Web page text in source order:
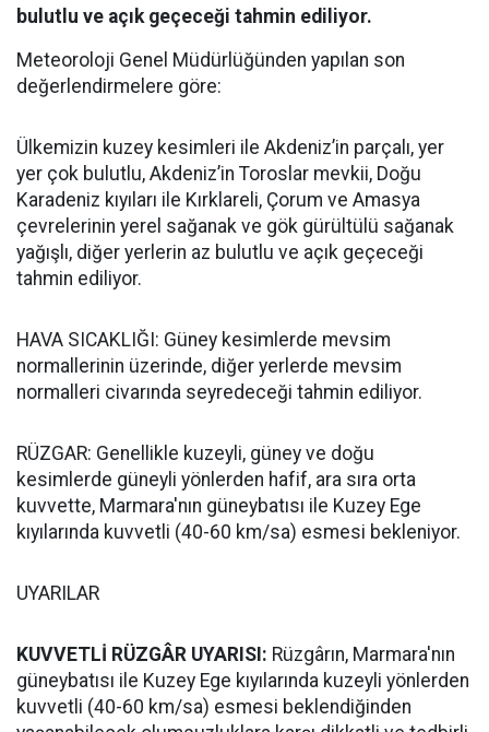
bulutlu ve açık geçeceği tahmin ediliyor.
Meteoroloji Genel Müdürlüğünden yapılan son
değerlendirmelere göre:
Ülkemizin kuzey kesimleri ile Akdeniz’in parçalı, yer
yer çok bulutlu, Akdeniz’in Toroslar mevkii, Doğu
Karadeniz kıyıları ile Kırklareli, Çorum ve Amasya
çevrelerinin yerel sağanak ve gök gürültülü sağanak
yağışlı, diğer yerlerin az bulutlu ve açık geçeceği
tahmin ediliyor.
HAVA SICAKLIĞI: Güney kesimlerde mevsim
normallerinin üzerinde, diğer yerlerde mevsim
normalleri civarında seyredeceği tahmin ediliyor.
RÜZGAR: Genellikle kuzeyli, güney ve doğu
kesimlerde güneyli yönlerden hafif, ara sıra orta
kuvvette, Marmara'nın güneybatısı ile Kuzey Ege
kıyılarında kuvvetli (40-60 km/sa) esmesi bekleniyor.
UYARILAR
KUVVETLİ RÜZGÂR UYARISI: Rüzgârın, Marmara'nın
güneybatısı ile Kuzey Ege kıyılarında kuzeyli yönlerden
kuvvetli (40-60 km/sa) esmesi beklendiğinden